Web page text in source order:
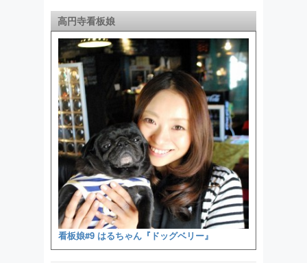
高円寺看板娘
看板娘#9 はるちゃん『ドッグベリー』